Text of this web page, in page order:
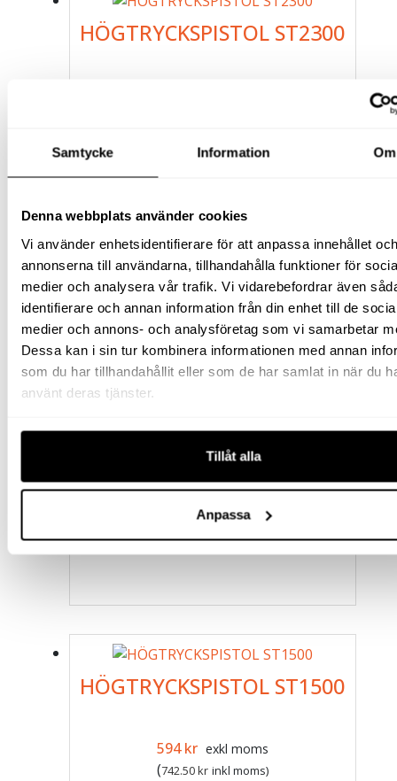
Samtycke Information Om
Denna webbplats använder cookies
Vi använder enhetsidentifierare för att anpassa innehållet och
annonserna till användarna, tillhandahålla funktioner för
medier och analysera vår trafik. Vi vidarebefordrar även
identifierare och annan information från din enhet till de
medier och annons- och analysföretag som vi samarbetar
Dessa kan i sin tur kombinera informationen med annan
som du har tillhandahållit eller som de har samlat in när du
använt deras tjänster.
Tillåt alla
Anpassa
HÖGTRYCKSPISTOL ST2300
HÖGTRYCKSPISTOL ST3600
HÖGTRYCKSPISTOL ST1500
Det ursprungliga priset var: 789 kr.
594krDet nuvarande priset är: 594
exkl moms
(742.50kr inkl moms)